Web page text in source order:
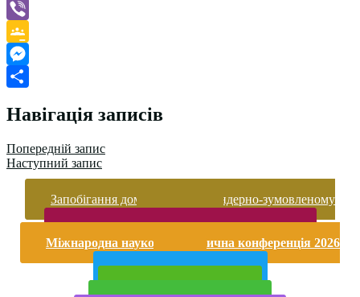
Email
Viber
Google
Classroom
Messenger
Навігація записів
Попередній запис
Наступний запис
Запобігання домашньому та гендерно-зумовленому
Міжнародна науково-практична конференція 2026